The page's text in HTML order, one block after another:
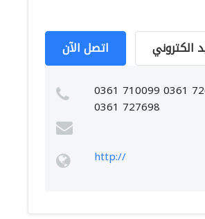
اتصل الآن الكتروني
0361 710099 0361
0361 727698
http://